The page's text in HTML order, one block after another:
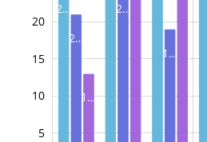
2…
2…
2…
1…
1…
10
5
10
15
20